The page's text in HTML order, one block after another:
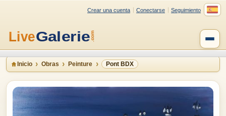
Crear una cuenta Conectarse Seguimiento
Inicio Obras Peinture Pont BDX